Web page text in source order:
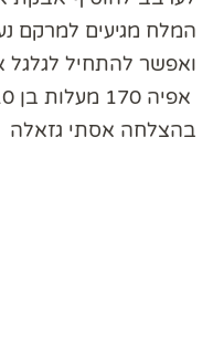
המלח מגיעים למרקם נעים
ואפשר להתחיל
אפיה 170 מעלות בן 10 ל15 דקות
בהצלחה אסתי גזאלה